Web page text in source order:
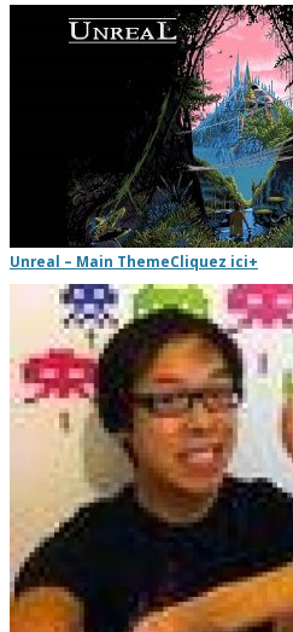
Unreal – Main ThemeCliquez ici+